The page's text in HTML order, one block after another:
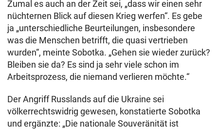
Zumal es auch an der Zeit sei, „dass wir einen sehr
nüchternen Blick auf diesen Krieg werfen“. Es gebe
ja „unterschiedliche Beurteilungen, insbesondere
was die Menschen betrifft, die quasi vertrieben
wurden“, meinte Sobotka. „Gehen sie wieder zurück?
Bleiben sie da? Es sind ja sehr viele schon im
Arbeitsprozess, die niemand verlieren möchte.“
Der Angriff Russlands auf die Ukraine sei
völkerrechtswidrig gewesen, konstatierte Sobotka
und ergänzte: „Die nationale Souveränität ist